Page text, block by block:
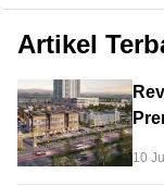
Artikel
10